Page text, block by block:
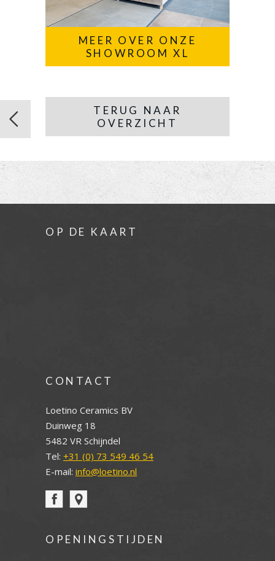
MEER OVER ONZE
SHOWROOM XL
TERUG NAAR
OVERZICHT
OP DE KAART
CONTACT
Loetino Ceramics BV
Duinweg 18
5482 VR Schijndel
Tel: +31 (0) 73 549 46 54
E-mail: info@loetino.nl
OPENINGSTIJDEN